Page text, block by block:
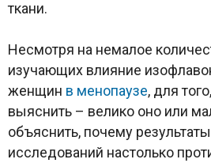
ткани.
Несмотря на немалое
изучающих влияние
женщин в менопаузе, для
выяснить – велико оно или
объяснить, почему
исследований настолько